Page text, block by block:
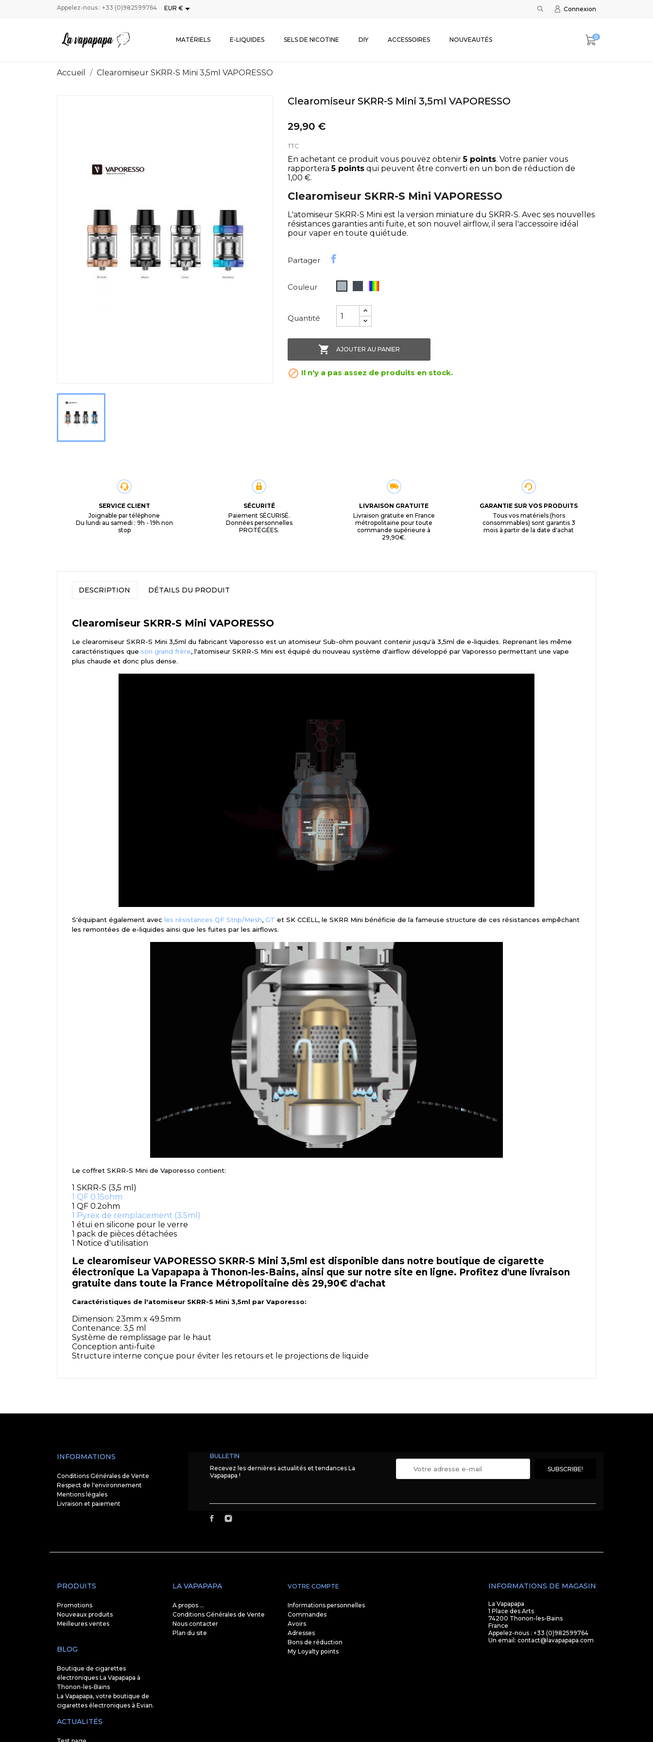
Appelez-nous : +33 (0)982599764 EUR € Connexion
MATÉRIELS E-LIQUIDES SELS DE NICOTINE DIY ACCESSOIRES NOUVEAUTÉS 0
Accueil Clearomiseur SKRR-S Mini 3,5ml VAPORESSO
Clearomiseur SKRR-S Mini 3,5ml VAPORESSO
29,90 €
TTC
En achetant ce produit vous pouvez obtenir5 points. Votre panier vous
rapportera5 points qui peuvent être converti en un bon de réduction de
1,00 €.
Clearomiseur SKRR-S Mini VAPORESSO
L'atomiseur SKRR-S Mini est la version miniature du SKRR-S. Avec ses nouvelles
résistances garanties anti fuite, et son nouvel airflow, il sera l'accessoire idéal
pour vaper en toute quiétude.
Partager
Couleur
Quantité
 AJOUTER AU PANIER
 Il n'y a pas assez de produits en stock.
SERVICE CLIENT
Joignable par téléphone
Du lundi au samedi : 9h - 19h non
stop
SÉCURITÉ
Paiement SÉCURISÉ.
Données personnelles
PROTÉGÉES.
LIVRAISON GRATUITE
Livraison gratuite en France
métropolitaine pour toute
commande supérieure à
29,90€.
GARANTIE SUR VOS PRODUITS
Tous vos matériels (hors
consommables) sont garantis 3
mois à partir de la date d'achat
DESCRIPTION DÉTAILS DU PRODUIT
Clearomiseur SKRR-S Mini VAPORESSO
Le clearomiseur SKRR-S Mini 3,5ml du fabricant Vaporesso est un atomiseur Sub-ohm pouvant contenir jusqu'à 3,5ml de e-liquides. Reprenant les même
caractéristiques que son grand frère, l'atomiseur SKRR-S Mini est équipé du nouveau système d'airflow développé par Vaporesso permettant une vape
plus chaude et donc plus dense.
S'équipant également avec les résistances QF Strip/Mesh, GT et SK CCELL, le SKRR Mini bénéficie de la fameuse structure de ces résistances empêchant
les remontées de e-liquides ainsi que les fuites par les airflows.
Le coffret SKRR-S Mini de Vaporesso contient:
1 SKRR-S (3,5 ml)
1 QF 0.15ohm
1 QF 0.2ohm
1 Pyrex de remplacement (3.5ml)
1 étui en silicone pour le verre
1 pack de pièces détachées
1 Notice d'utilisation
Le clearomiseur VAPORESSO SKRR-S Mini 3,5ml est disponible dans notre boutique de cigarette
électronique La Vapapapa à Thonon-les-Bains, ainsi que sur notre site en ligne. Profitez d'une livraison
gratuite dans toute la France Métropolitaine dès 29,90€ d'achat
Caractéristiques de l'atomiseur SKRR-S Mini 3,5ml par Vaporesso:
Dimension: 23mm x 49.5mm
Contenance: 3,5 ml
Système de remplissage par le haut
Conception anti-fuite
Structure interne conçue pour éviter les retours et le projections de liquide
INFORMATIONS
Conditions Générales de Vente
Respect de l'environnement
Mentions légales
Livraison et paiement
BULLETIN
Recevez les dernières actualités et tendances La
Vapapapa !
PRODUITS
Promotions
Nouveaux produits
Meilleures ventes
LA VAPAPAPA
A propos ...
Conditions Générales de Vente
Nous contacter
Plan du site
BLOG
Boutique de cigarettes
électroniques La Vapapapa à
Thonon-les-Bains
La Vapapapa, votre boutique de
cigarettes électroniques à Evian.
VOTRE COMPTE
Informations personnelles
Commandes
Avoirs
Adresses
Bons de réduction
My Loyalty points
INFORMATIONS DE MAGASIN
La Vapapapa
1 Place des Arts
74200 Thonon-les-Bains
France
Appelez-nous : +33 (0)982599764
Un email: contact@lavapapapa.com
ACTUALITÉS